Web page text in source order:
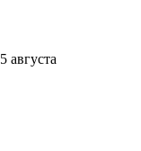
5 августа